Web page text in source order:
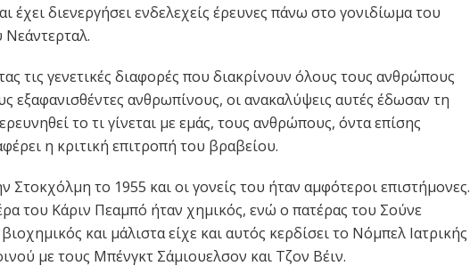
έχει διενεργήσει ενδελεχείς έρευνες πάνω στο γονιδίωμα του
τις γενετικές διαφορές που διακρίνουν όλους τους ανθρώπους
εξαφανισθέντες ανθρωπίνους, οι ανακαλύψεις αυτές έδωσαν τη
το τι γίνεται με εμάς, τους ανθρώπους, όντα επίσης
η κριτική επιτροπή του βραβείου.
Στοκχόλμη το 1955 και οι γονείς του ήταν αμφότεροι επιστήμονες.
του Κάριν Πεαμπό ήταν χημικός, ενώ ο πατέρας του Σούνε
και μάλιστα είχε και αυτός κερδίσει το Νόμπελ Ιατρικής
με τους Μπένγκτ Σάμιουελσον και Τζον Βέιν.